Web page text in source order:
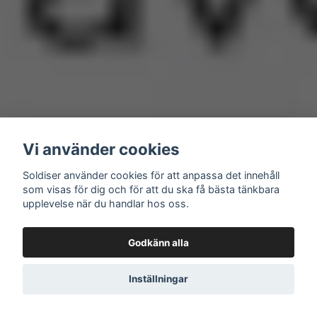
Vi använder cookies
Soldiser använder cookies för att anpassa det innehåll
som visas för dig och för att du ska få bästa tänkbara
upplevelse när du handlar hos oss.
Godkänn alla
Inställningar